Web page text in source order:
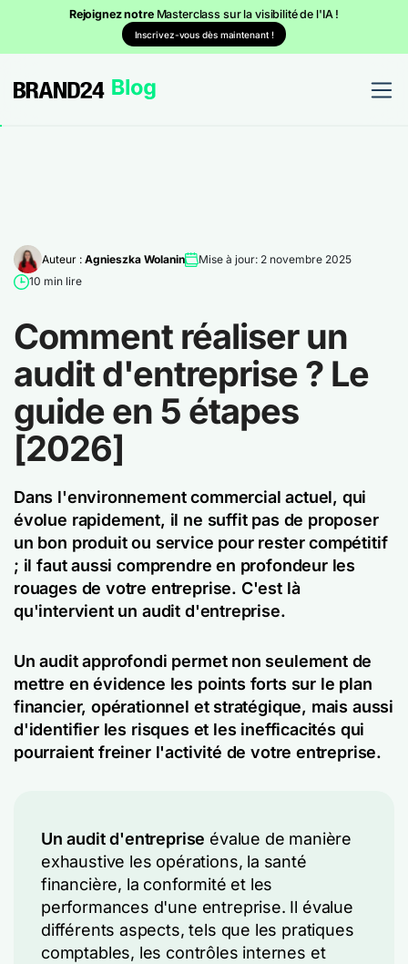
Rejoignez notre Masterclass sur la visibilité de l'IA !
Inscrivez-vous dès maintenant !
Auteur : Agnieszka Wolanin
Mise à jour: 2 novembre 2025
10 min lire
Comment réaliser un
audit d'entreprise ? Le
guide en 5 étapes
[2026]
Dans l'environnement commercial actuel, qui
évolue rapidement, il ne suffit pas de proposer
un bon produit ou service pour rester compétitif
; il faut aussi comprendre en profondeur les
rouages de votre entreprise. C'est là
qu'intervient un audit d'entreprise.
Un audit approfondi permet non seulement de
mettre en évidence les points forts sur le plan
financier, opérationnel et stratégique, mais aussi
d'identifier les risques et les inefficacités qui
pourraient freiner l'activité de votre entreprise.
Un audit d'entreprise évalue de manière
exhaustive les opérations, la santé
financière, la conformité et les
performances d'une entreprise. Il évalue
différents aspects, tels que les pratiques
comptables, les contrôles internes et